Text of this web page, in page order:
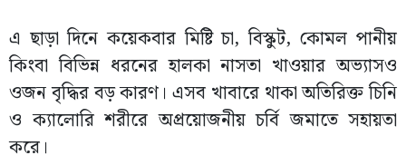
এ ছাড়া দিনে কয়েকবার মিষ্টি চা, বিস্কুট, কোমল পানীয়
কিংবা বিভিন্ন ধরনের হালকা নাসতা খাওয়ার অভ্যাসও
ওজন বৃদ্ধির বড় কারণ। এসব খাবারে থাকা অতিরিক্ত চিনি
ও ক্যালোরি শরীরে অপ্রয়োজনীয় চর্বি জমাতে সহায়তা
করে।